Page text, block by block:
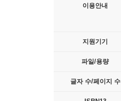
이용안내
지원기기
파일/용량
글자 수/페이지 수